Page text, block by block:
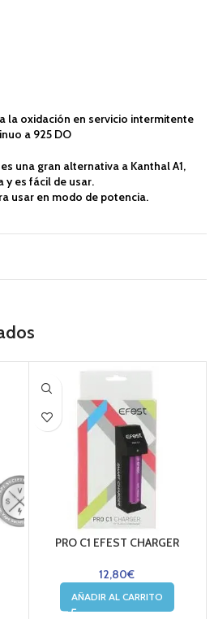
la oxidación en servicio intermitente
a 925 DO
una gran alternativa a Kanthal A1,
y es fácil de usar.
usar en modo de potencia.
PRO C1 EFEST CHARGER
12,80€
AÑADIR AL CARRITO